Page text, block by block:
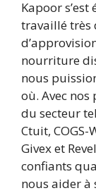
Kapoor
travaillé très
nourriture
nous
où. Avec
du secteur
Ctuit,
Givex et
confiants
nous aider à